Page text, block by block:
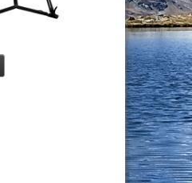
EG25C2
详情